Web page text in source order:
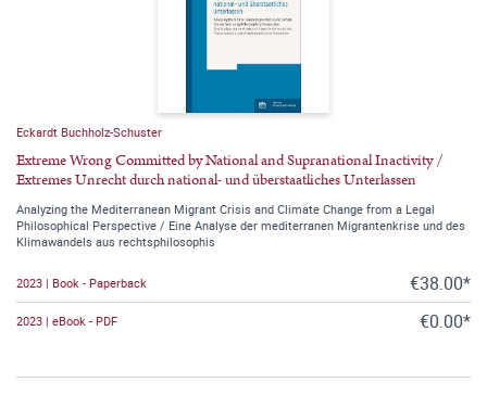
Eckardt Buchholz-Schuster
Extreme Wrong Committed by National and Supranational Inactivity /
Extremes Unrecht durch national- und überstaatliches Unterlassen
Analyzing the Mediterranean Migrant Crisis and Climate Change from a Legal
Philosophical Perspective / Eine Analyse der mediterranen Migrantenkrise und des
Klimawandels aus rechtsphilosophis
2023 | Book - Paperback €38.00*
2023 | eBook - PDF €0.00*